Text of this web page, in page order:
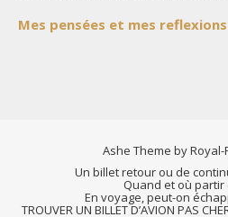
Mes pensées et mes reflexions
Ashe Theme by
Un billet retour ou de
Quand et où partir
En voyage, peut-on
TROUVER UN BILLET D’AVION PAS